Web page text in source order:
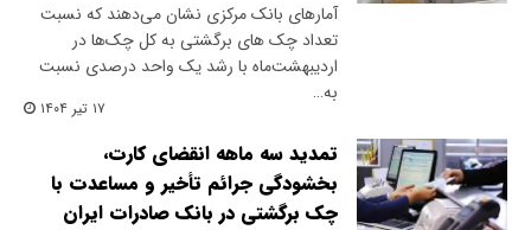
آمارهای بانک مرکزی نشان می‌دهند که نسبت
تعداد چک های برگشتی به کل چک‌ها در
اردیبهشت‌ماه با رشد یک واحد درصدی نسبت
به…
۱۷ تیر ۱۴۰۴
تمدید سه ماهه انقضای کارت،
بخشودگی جرائم تأخیر و مساعدت با
چک برگشتی در بانک صادرات ایران